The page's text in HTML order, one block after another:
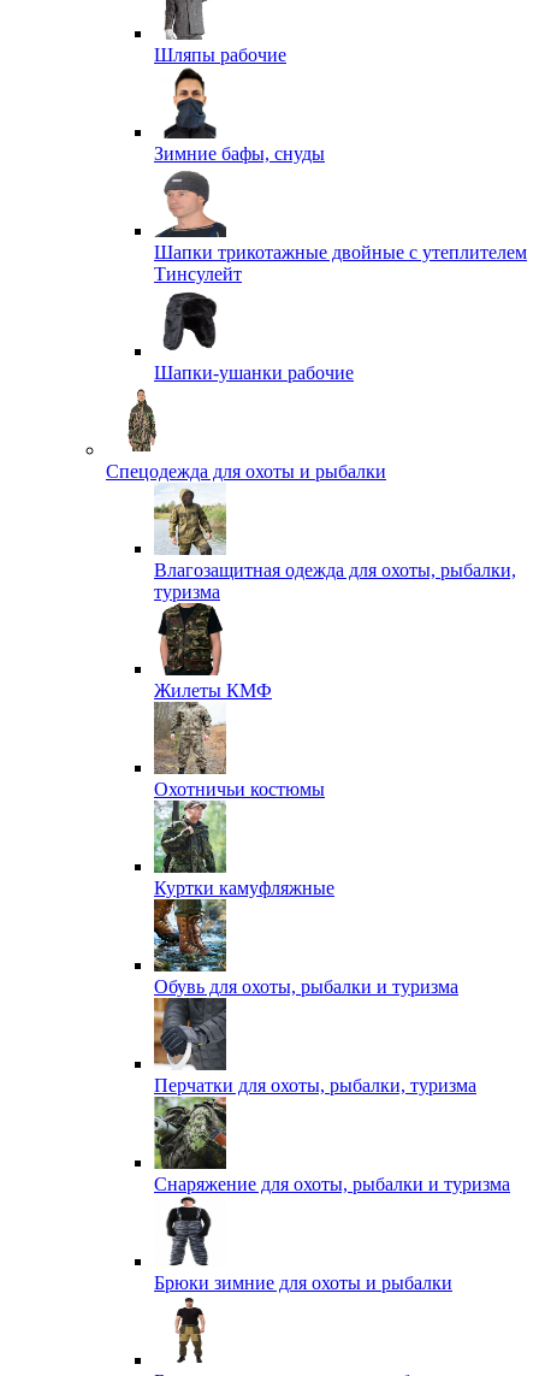
Шляпы рабочие
Зимние бафы, снуды
Шапки трикотажные двойные с утеплителем
Тинсулейт
Шапки-ушанки рабочие
Спецодежда для охоты и рыбалки
Влагозащитная одежда для охоты, рыбалки,
туризма
Жилеты КМФ
Охотничьи костюмы
Куртки камуфляжные
Обувь для охоты, рыбалки и туризма
Перчатки для охоты, рыбалки, туризма
Снаряжение для охоты, рыбалки и туризма
Брюки зимние для охоты и рыбалки